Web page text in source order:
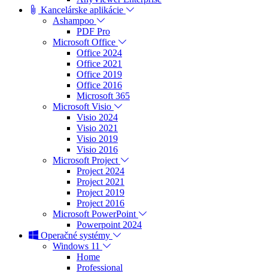
Kancelárske aplikácie
Ashampoo
PDF Pro
Microsoft Office
Office 2024
Office 2021
Office 2019
Office 2016
Microsoft 365
Microsoft Visio
Visio 2024
Visio 2021
Visio 2019
Visio 2016
Microsoft Project
Project 2024
Project 2021
Project 2019
Project 2016
Microsoft PowerPoint
Powerpoint 2024
Operačné systémy
Windows 11
Home
Professional